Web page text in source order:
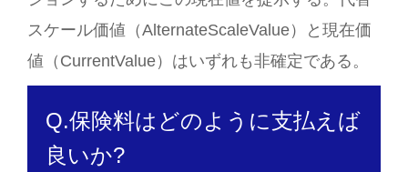
スケール価値（AlternateScaleValue）と現在価
値（CurrentValue）はいずれも非確定である。
Q.保険料はどのように支払えば
良いか?